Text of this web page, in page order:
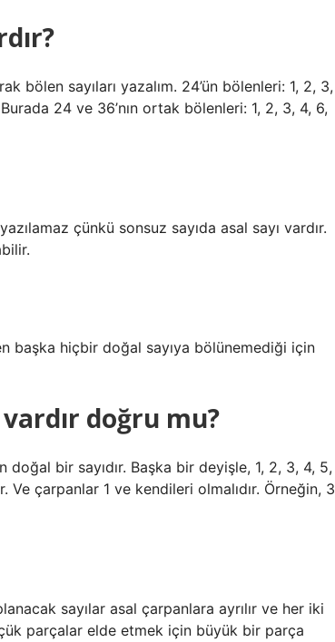
bölen sayıları yazalım. 24’ün bölenleri: 1, 2, 3,
24 ve 36’nın ortak bölenleri: 1, 2, 3, 4, 6,
çünkü sonsuz sayıda asal sayı vardır.
başka hiçbir doğal sayıya bölünemediği için
doğru mu?
doğal bir sayıdır. Başka bir deyişle, 1, 2, 3, 4, 5,
Ve çarpanlar 1 ve kendileri olmalıdır. Örneğin, 3
sayılar asal çarpanlara ayrılır ve her iki
parçalar elde etmek için büyük bir parça